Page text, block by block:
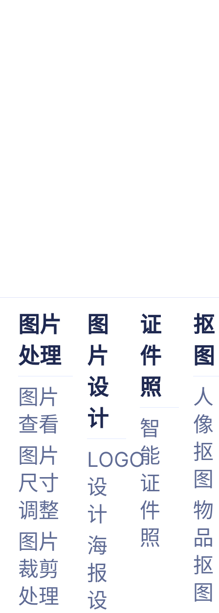
图片
处理
图片
查看
图片
尺寸
调整
图片
裁剪
处理
图
片
设
计
LOGO
设
计
海
报
设
证
件
照
智
能
证
件
照
抠
图
人
像
抠
图
物
品
抠
图